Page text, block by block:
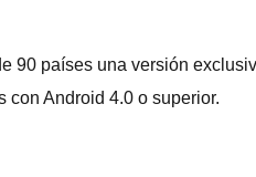
90 paí­ses una versión
con Android 4.0 o superior.